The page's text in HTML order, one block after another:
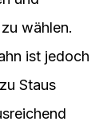
wählen.
ist jedoch
Staus